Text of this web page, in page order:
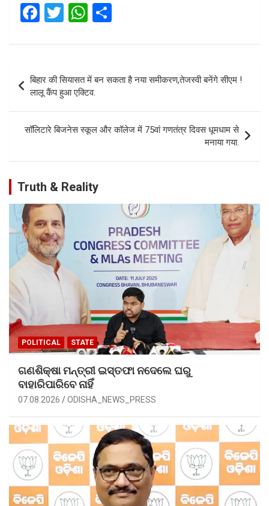
F
ce
o
o
k
T
tt
er
W
at
s
A
p
p
ar
navigation
बिहार की सियासत में बन सकता है नया समीकरण,तेजस्वी बनेंगे सीएम !
लालू कैंप हुआ एक्टिव.
सॉलिटारे बिजनेस स्कूल और कॉलेज में 75वां गणतंत्र दिवस धूमधाम से
मनाया गया.
Truth & Reality
POLITICAL STATE
ଗଣଶିକ୍ଷା ମନ୍ତ୍ରୀ ଇସ୍ତଫା ନଦେଲେ ଘରୁ
ବାହାରିପାରିବେ ନାହିଁ
07.08.2026 ODISHA_NEWS_PRESS